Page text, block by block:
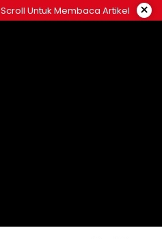
Scroll Untuk Membaca Artikel ×